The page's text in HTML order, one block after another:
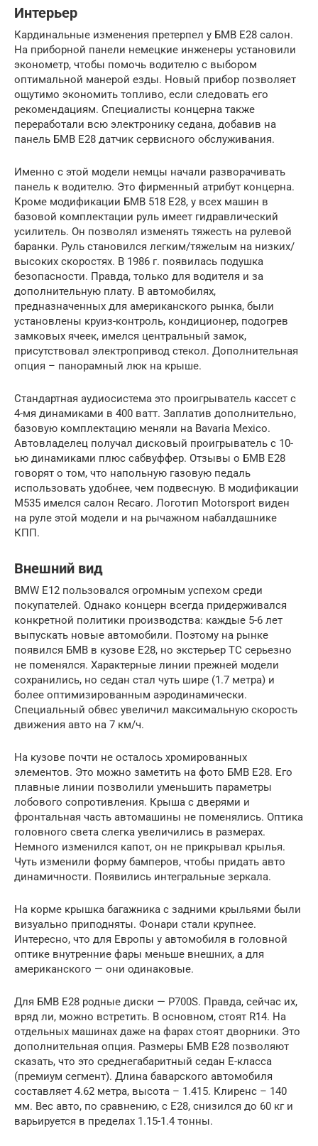
Интерьер
Кардинальные изменения претерпел у БМВ Е28 салон.
На приборной панели немецкие инженеры установили
эконометр, чтобы помочь водителю с выбором
оптимальной манерой езды. Новый прибор позволяет
ощутимо экономить топливо, если следовать его
рекомендациям. Специалисты концерна также
переработали всю электронику седана, добавив на
панель БМВ Е28 датчик сервисного обслуживания.
Именно с этой модели немцы начали разворачивать
панель к водителю. Это фирменный атрибут концерна.
Кроме модификации БМВ 518 Е28, у всех машин в
базовой комплектации руль имеет гидравлический
усилитель. Он позволял изменять тяжесть на рулевой
баранки. Руль становился легким/тяжелым на низких/
высоких скоростях. В 1986 г. появилась подушка
безопасности. Правда, только для водителя и за
дополнительную плату. В автомобилях,
предназначенных для американского рынка, были
установлены круиз-контроль, кондиционер, подогрев
замковых ячеек, имелся центральный замок,
присутствовал электропривод стекол. Дополнительная
опция – панорамный люк на крыше.
Стандартная аудиосистема это проигрыватель кассет с
4-мя динамиками в 400 ватт. Заплатив дополнительно,
базовую комплектацию меняли на Bavaria Mexico.
Автовладелец получал дисковый проигрыватель с 10-
ью динамиками плюс сабвуффер. Отзывы о БМВ Е28
говорят о том, что напольную газовую педаль
использовать удобнее, чем подвесную. В модификации
M535 имелся салон Recaro. Логотип Motorsport виден
на руле этой модели и на рычажном набалдашнике
КПП.
Внешний вид
BMW Е12 пользовался огромным успехом среди
покупателей. Однако концерн всегда придерживался
конкретной политики производства: каждые 5-6 лет
выпускать новые автомобили. Поэтому на рынке
появился БМВ в кузове Е28, но экстерьер ТС серьезно
не поменялся. Характерные линии прежней модели
сохранились, но седан стал чуть шире (1.7 метра) и
более оптимизированным аэродинамически.
Специальный обвес увеличил максимальную скорость
движения авто на 7 км/ч.
На кузове почти не осталось хромированных
элементов. Это можно заметить на фото БМВ Е28. Его
плавные линии позволили уменьшить параметры
лобового сопротивления. Крыша с дверями и
фронтальная часть автомашины не поменялись. Оптика
головного света слегка увеличились в размерах.
Немного изменился капот, он не прикрывал крылья.
Чуть изменили форму бамперов, чтобы придать авто
динамичности. Появились интегральные зеркала.
На корме крышка багажника с задними крыльями были
визуально приподняты. Фонари стали крупнее.
Интересно, что для Европы у автомобиля в головной
оптике внутренние фары меньше внешних, а для
американского — они одинаковые.
Для БМВ Е28 родные диски — P700S. Правда, сейчас их,
вряд ли, можно встретить. В основном, стоят R14. На
отдельных машинах даже на фарах стоят дворники. Это
дополнительная опция. Размеры БМВ Е28 позволяют
сказать, что это среднегабаритный седан E-класса
(премиум сегмент). Длина баварского автомобиля
составляет 4.62 метра, высота – 1.415. Клиренс – 140
мм. Вес авто, по сравнению, с Е28, снизился до 60 кг и
варьируется в пределах 1.15-1.4 тонны.